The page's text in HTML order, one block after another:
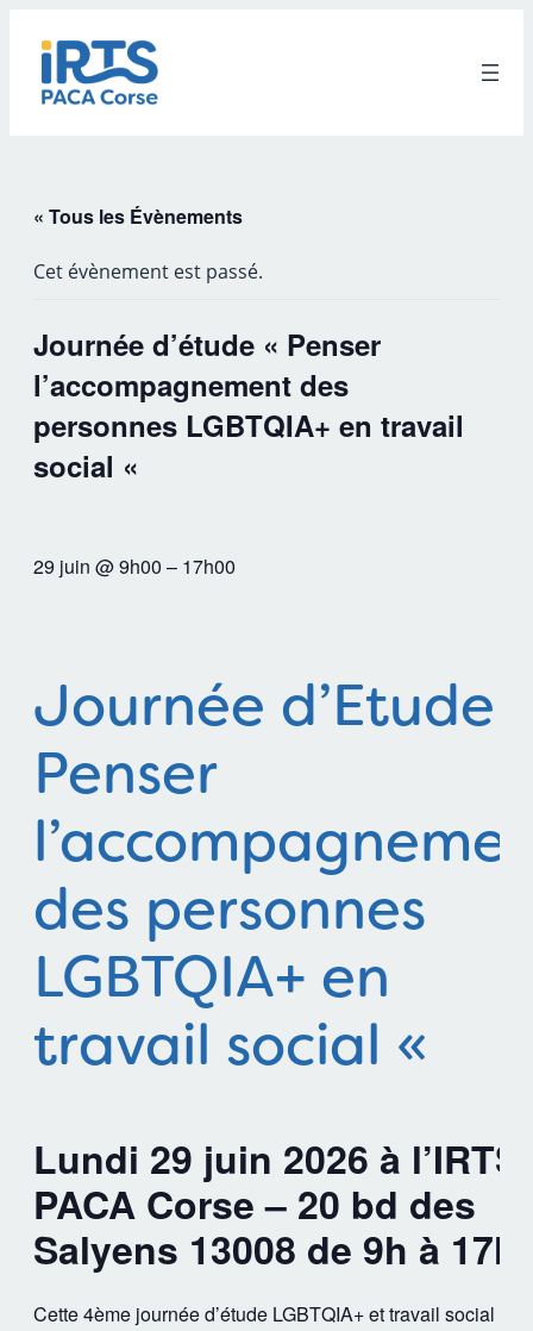
« Tous les Évènements
Cet évènement est passé.
Journée d’étude « Penser
l’accompagnement des
personnes LGBTQIA+ en travail
social «
29 juin @ 9h00 – 17h00
Journée d’Etude
Penser
des personnes
LGBTQIA+ en
travail social «
Lundi 29 juin 2026 à l’IRTS
PACA Corse – 20 bd des
Salyens 13008 de 9h à 17h.
Cette 4ème journée d’étude LGBTQIA+ et travail social